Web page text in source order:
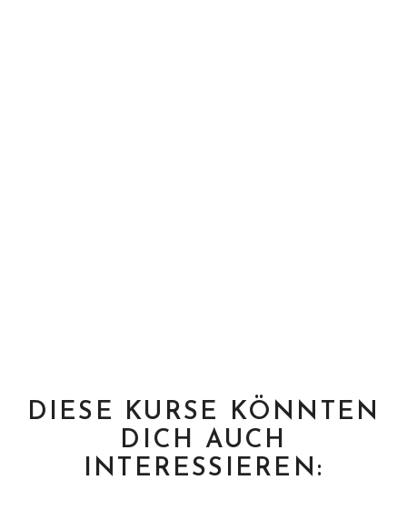
DIESE KURSE KÖNNTEN
DICH AUCH
INTERESSIEREN: